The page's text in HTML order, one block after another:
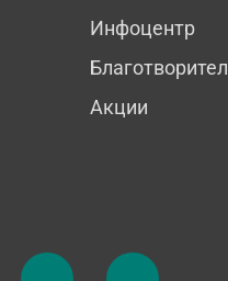
Инфоцентр
Акции